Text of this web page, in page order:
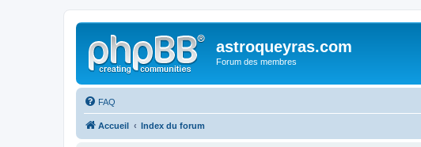
astroqueyras.com
Forum des membres
FAQ
Accueil Index du forum